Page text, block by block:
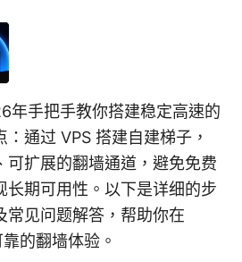
年手把手教你搭建稳定高速的
通过 VPS 搭建自建梯子，
可扩展的翻墙通道，避免免费
长期可用性。以下是详细的步
常见问题解答，帮助你在
的翻墙体验。